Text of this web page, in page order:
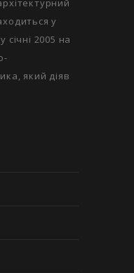
у
січні 2005 на
який діяв